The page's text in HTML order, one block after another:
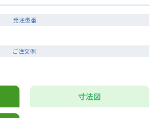
発注型番
ご注文例
寸法図